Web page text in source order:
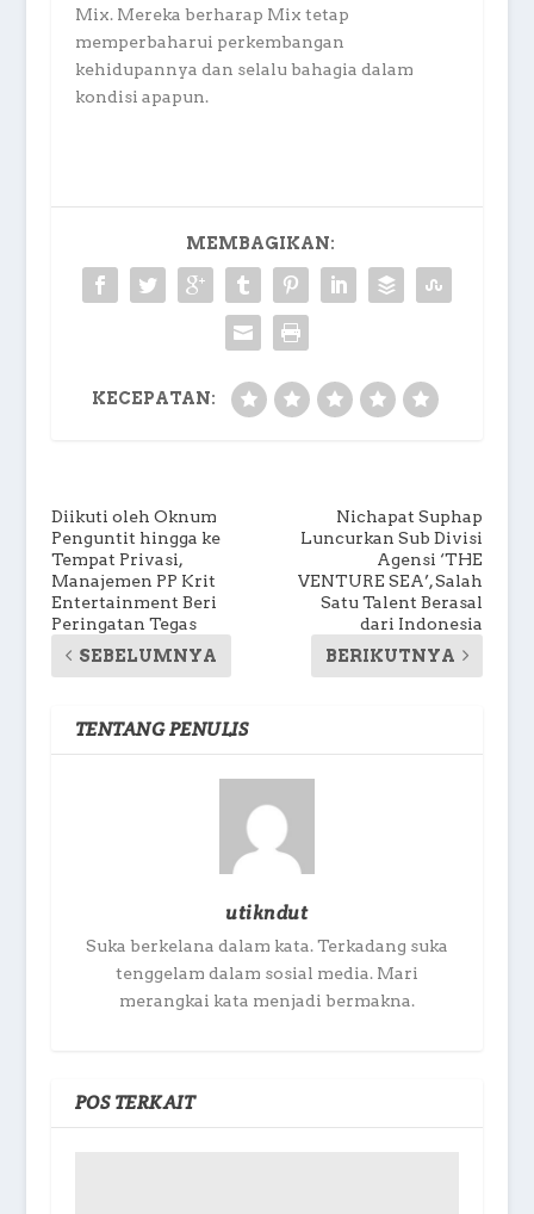
Mix. Mereka berharap Mix tetap
memperbaharui perkembangan
kehidupannya dan selalu bahagia dalam
kondisi apapun.
MEMBAGIKAN:
KECEPATAN:
Diikuti oleh Oknum
Penguntit hingga ke
Tempat Privasi,
Manajemen PP Krit
Entertainment Beri
Peringatan Tegas
SEBELUMNYA
Nichapat Suphap
Luncurkan Sub Divisi
Agensi ‘THE
VENTURE SEA’, Salah
Satu Talent Berasal
dari Indonesia
BERIKUTNYA
TENTANG PENULIS
utikndut
Suka berkelana dalam kata. Terkadang suka
tenggelam dalam sosial media. Mari
merangkai kata menjadi bermakna.
POS TERKAIT